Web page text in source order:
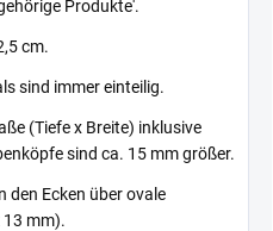
Produkte'.
cm.
sind immer einteilig.
(Tiefe x Breite) inklusive
sind ca. 15 mm größer.
den Ecken über ovale
mm).